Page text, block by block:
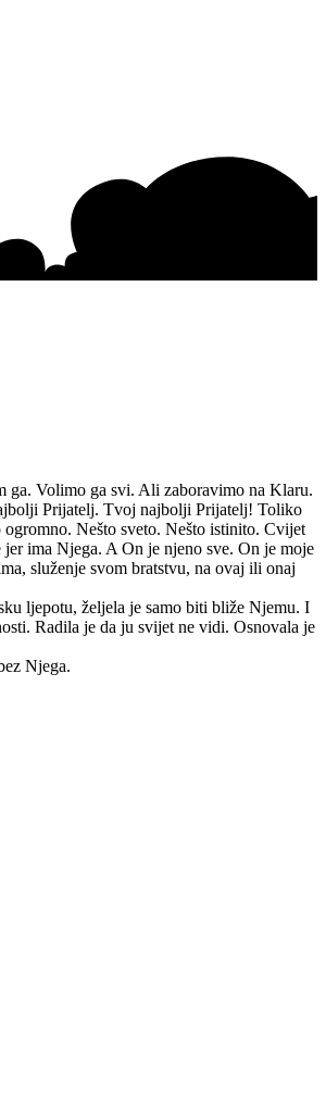
ga. Volimo ga svi. Ali zaboravimo na Klaru.
Prijatelj. Tvoj najbolji Prijatelj! Toliko
Nešto sveto. Nešto istinito. Cvijet
ima Njega. A On je njeno sve. On je moje
služenje svom bratstvu, na ovaj ili onaj
ljepotu, željela je samo biti bliže Njemu. I
Radila je da ju svijet ne vidi. Osnovala je
Njega.